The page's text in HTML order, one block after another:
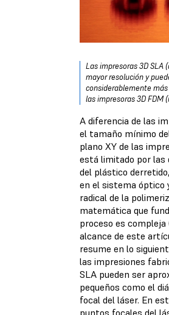
Las impresoras 3D SLA
mayor resolución y
considerablemente
las impresoras 3D FDM
A diferencia de las
el tamaño mínimo
plano XY de las
está limitado por las
del plástico
en el sistema óptico
radical de la
matemática que
proceso es
alcance de este
resume en lo
las impresiones
SLA pueden ser
pequeños como el
focal del láser. En